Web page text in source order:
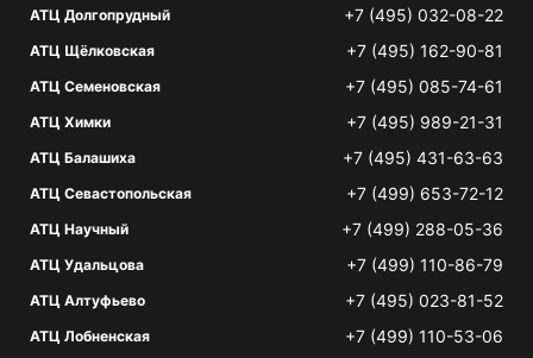
АТЦ Долгопрудный +7 (495) 032-08-22
АТЦ Щёлковская +7 (495) 162-90-81
АТЦ Семеновская +7 (495) 085-74-61
АТЦ Химки +7 (495) 989-21-31
АТЦ Балашиха +7 (495) 431-63-63
АТЦ Севастопольская +7 (499) 653-72-12
АТЦ Научный +7 (499) 288-05-36
АТЦ Удальцова +7 (499) 110-86-79
АТЦ Алтуфьево +7 (495) 023-81-52
АТЦ Лобненская +7 (499) 110-53-06